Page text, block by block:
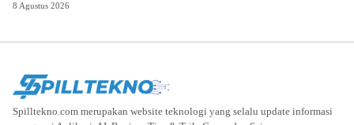
8 Agustus 2026
Spilltekno.com merupakan website teknologi yang selalu update informasi